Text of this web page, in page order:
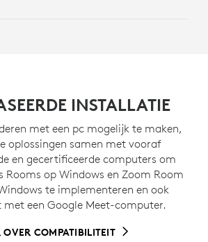
INSTALLATIE
met een pc mogelijk te maken,
oplossingen samen met vooraf
en gecertificeerde computers om
Rooms op Windows en Zoom Room
te implementeren en ook
met een Google Meet-computer.
OVER COMPATIBILITEIT